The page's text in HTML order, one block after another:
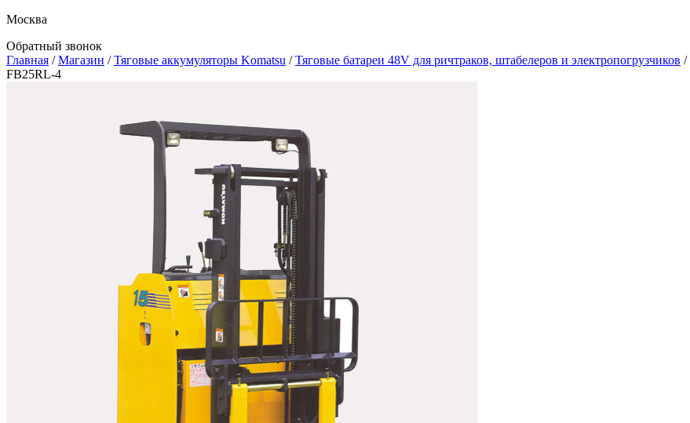
Москва
Обратный звонок
Главная /Магазин /Тяговые аккумуляторы Komatsu /Тяговые батареи 48V для ричтраков, штабелеров и электропогрузчиков /
FB25RL-4